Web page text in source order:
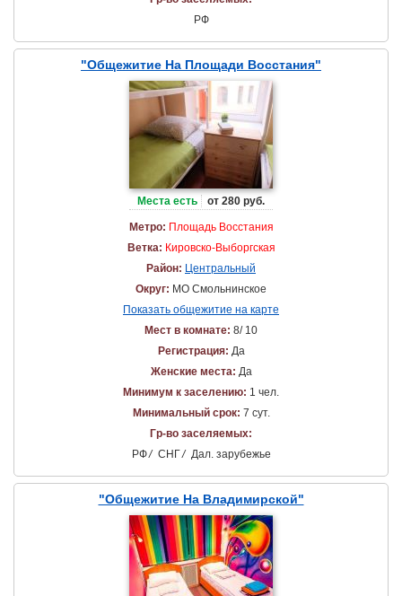
РФ
"Общежитие На Площади Восстания"
Места есть от 280 руб.
Метро: Площадь Восстания
Ветка: Кировско-Выборгская
Район: Центральный
Округ: МО Смольнинское
Показать общежитие на карте
Мест в комнате: 8/ 10
Регистрация: Да
Женские места: Да
Минимум к заселению: 1 чел.
Минимальный срок: 7 сут.
Гр-во заселяемых:
РФ/ СНГ/ Дал. зарубежье
"Общежитие На Владимирской"